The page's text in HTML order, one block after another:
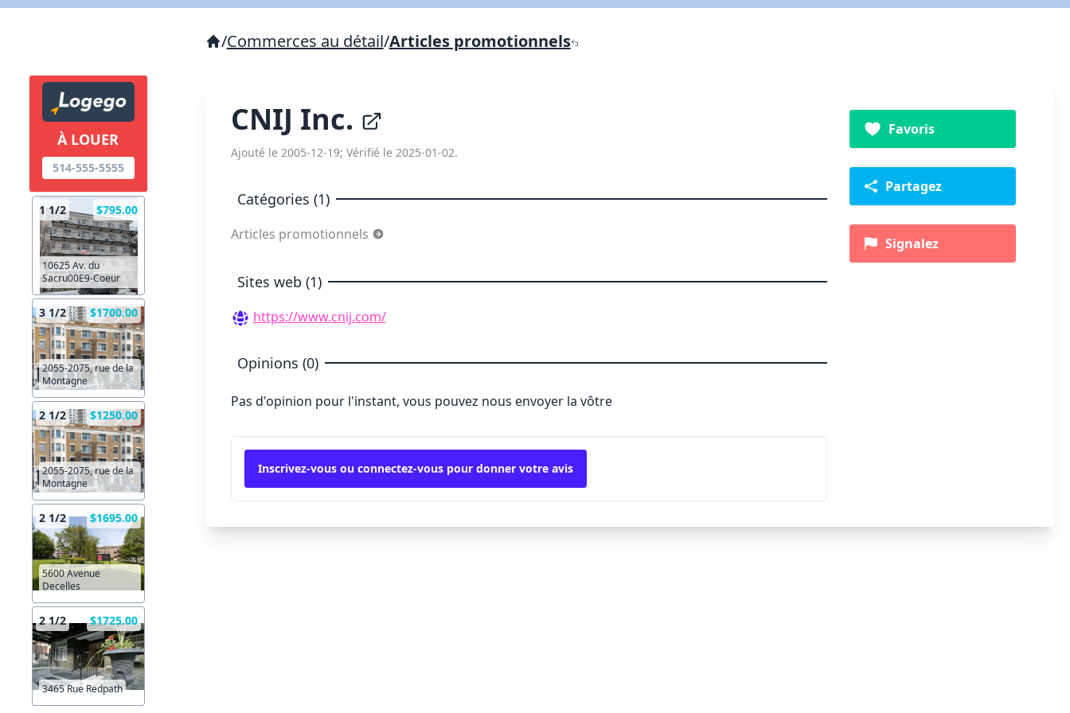
À LOUER
514-555-5555
1 1/2 $795.00
10625 Av. du
Sacru00E9-Coeur
3 1/2 $1700.00
2055-2075, rue de la
Montagne
2 1/2 $1250.00
2055-2075, rue de la
Montagne
2 1/2 $1695.00
5600 Avenue
Decelles
2 1/2 $1725.00
3465 Rue Redpath
/Commerces au détail/Articles promotionnels
CNIJ Inc.
Ajouté le 2005-12-19; Vérifié le 2025-01-02.
Catégories (1)
Articles promotionnels
Sites web (1)
https://www.cnij.com/
Opinions (0)
Pas d'opinion pour l'instant, vous pouvez nous envoyer la vôtre
Inscrivez-vous ou connectez-vous pour donner votre avis
Favoris
Partagez
Signalez
X Fermer